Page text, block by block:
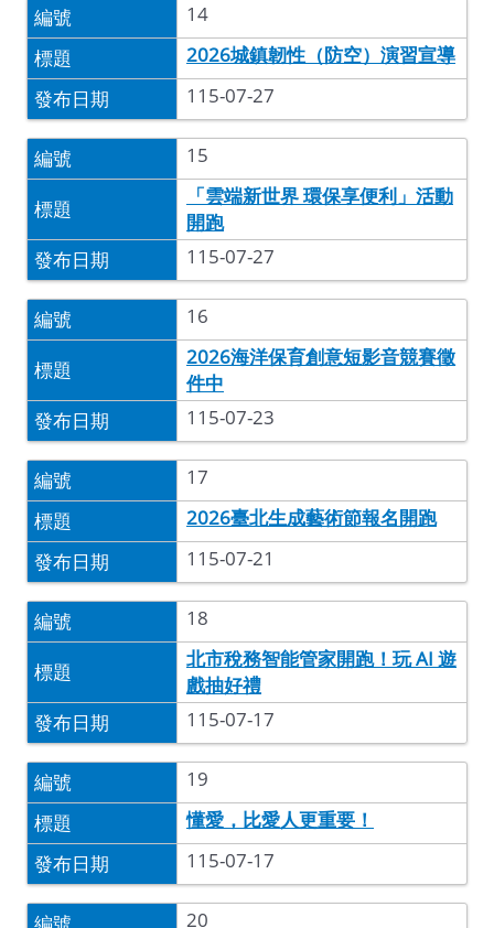
14
2026城鎮韌性（防空）演習宣導
115-07-27
15
「雲端新世界 環保享便利」活動
開跑
115-07-27
16
2026海洋保育創意短影音競賽徵
件中
115-07-23
17
2026臺北生成藝術節報名開跑
115-07-21
18
北市稅務智能管家開跑！玩 AI 遊
戲抽好禮
115-07-17
19
懂愛，比愛人更重要！
115-07-17
20